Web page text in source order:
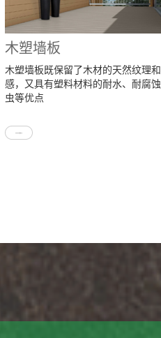
木塑墙板
木塑墙板既保留了木材的天然纹理
感，又具有塑料材料的耐水、耐腐
虫等优点